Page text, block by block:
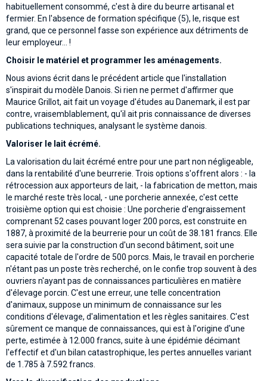
habituellement consommé, c'est à dire du beurre artisanal et
fermier. En l'absence de formation spécifique (5), le, risque est
grand, que ce personnel fasse son expérience aux détriments de
leur employeur... !
Choisir le matériel et programmer les aménagements.
Nous avions écrit dans le précédent article que l'installation
s'inspirait du modèle Danois. Si rien ne permet d'affirmer que
Maurice Grillot, ait fait un voyage d'études au Danemark, il est par
contre, vraisemblablement, qu'il ait pris connaissance de diverses
publications techniques, analysant le système danois.
Valoriser le lait écrémé.
La valorisation du lait écrémé entre pour une part non négligeable,
dans la rentabilité d'une beurrerie. Trois options s'offrent alors : - la
rétrocession aux apporteurs de lait, - la fabrication de metton, mais
le marché reste très local, - une porcherie annexée, c'est cette
troisième option qui est choisie : Une porcherie d'engraissement
comprenant 52 cases pouvant loger 200 porcs, est construite en
1887, à proximité de la beurrerie pour un coût de 38.181 francs. Elle
sera suivie par la construction d'un second bâtiment, soit une
capacité totale de l'ordre de 500 porcs. Mais, le travail en porcherie
n'étant pas un poste très recherché, on le confie trop souvent à des
ouvriers n'ayant pas de connaissances particulières en matière
d'élevage porcin. C'est une erreur, une telle concentration
d'animaux, suppose un minimum de connaissance sur les
conditions d'élevage, d'alimentation et les règles sanitaires. C'est
sûrement ce manque de connaissances, qui est à l'origine d'une
perte, estimée à 12.000 francs, suite à une épidémie décimant
l'effectif et d'un bilan catastrophique, les pertes annuelles variant
de 1.785 à 7.592 francs.